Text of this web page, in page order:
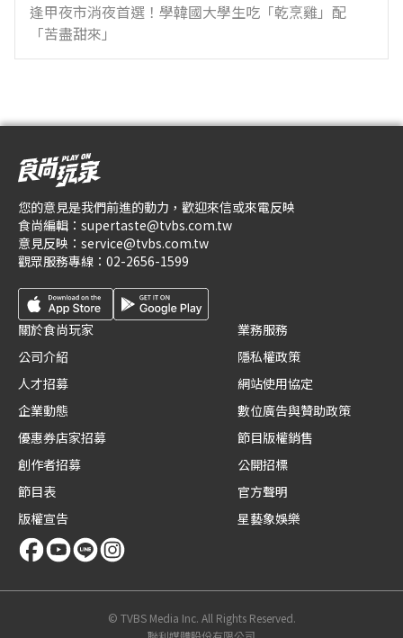
逢甲夜市消夜首選！學韓國大學生吃「乾烹雞」配
「苦盡甜來」
您的意見是我們前進的動力，歡迎來信或來電反映
食尚編輯： supertaste@tvbs.com.tw
意見反映： service@tvbs.com.tw
觀眾服務專線： 02-2656-1599
關於食尚玩家
公司介紹
人才招募
企業動態
優惠券店家招募
創作者招募
節目表
版權宣告
業務服務
隱私權政策
網站使用協定
數位廣告與贊助政策
節目版權銷售
公開招標
官方聲明
星藝象娛樂
© TVBS Media Inc. All Rights Reserved.